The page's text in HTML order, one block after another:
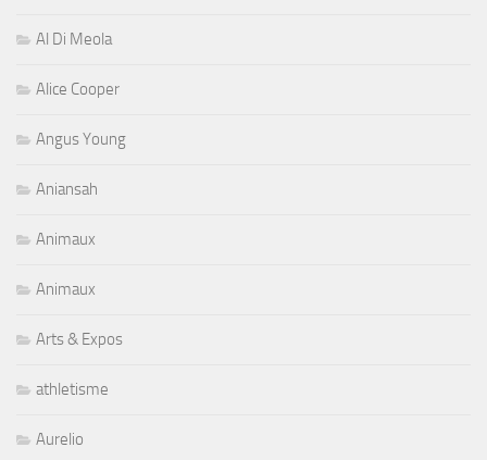
Al Di Meola
Alice Cooper
Angus Young
Aniansah
Animaux
Animaux
Arts & Expos
athletisme
Aurelio